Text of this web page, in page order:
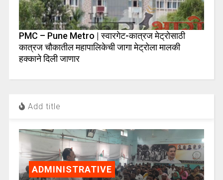
PMC – Pune Metro | स्वारगेट-कात्रज मेट्रोसाठी
कात्रज चौकातील महापालिकेची जागा मेट्रोला मालकी
हक्काने दिली जाणार
Add title
ADMINISTRATIVE